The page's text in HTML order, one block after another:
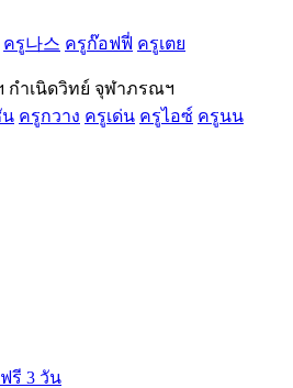
ครู나스 ครูก๊อฟฟี่ ครูเตย
กำเนิดวิทย์ จุฬาภรณฯ
น ครูกวาง ครูเด่น ครูไอซ์ ครูนน
รี 3 วัน